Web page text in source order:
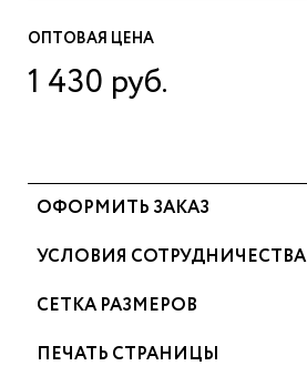
ОПТОВАЯ ЦЕНА
1 430 руб.
ОФОРМИТЬ ЗАКАЗ
УСЛОВИЯ СОТРУДНИЧЕСТВА
СЕТКА РАЗМЕРОВ
ПЕЧАТЬ СТРАНИЦЫ